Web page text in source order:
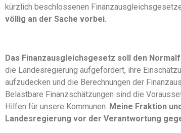
kürzlich beschlossenen
völlig an der Sache vorbei.
Das Finanzausgleichsgesetz soll den
die Landesregierung aufgefordert, ihre
aufzudecken und die Berechnungen der
Belastbare Finanzschätzungen sind die
Hilfen für unsere Kommunen. Meine Fraktion
Landesregierung vor der Verantwortung